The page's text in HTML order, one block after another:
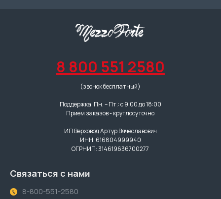
8 800 551 2580
(звонок бесплатный)
Поддержка: Пн. – Пт.: с 9:00 до 18:00
Прием заказов - круглосуточно
ИП Верховод Артур Вячеславович
ИНН: 616804999940
ОГРНИП: 314619636700277
Связаться с нами
8-800-551-2580